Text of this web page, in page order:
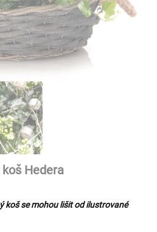
koš Hedera
koš se mohou lišit od ilustrované